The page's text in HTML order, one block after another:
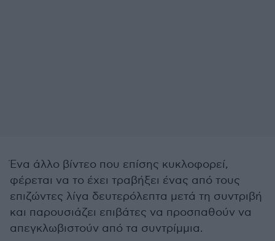
Ένα άλλο βίντεο που επίσης κυκλοφορεί,
φέρεται να το έχει τραβήξει ένας από τους
επιζώντες λίγα δευτερόλεπτα μετά τη συντριβή
και παρουσιάζει επιβάτες να προσπαθούν να
απεγκλωβιστούν από τα συντρίμμια.